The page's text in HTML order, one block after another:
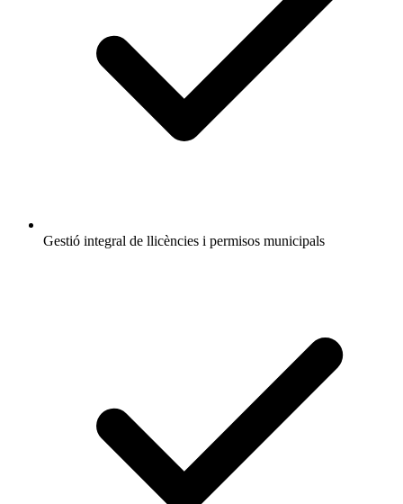
Gestió integral de llicències i permisos municipals